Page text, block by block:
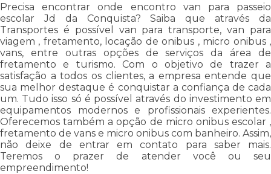
Precisa encontrar onde encontro van para passeio
escolar Jd da Conquista? Saiba que através da
Transportes é possível van para transporte, van para
viagem , fretamento, locação de onibus , micro onibus ,
vans, entre outras opções de serviços da área de
fretamento e turismo. Com o objetivo de trazer a
satisfação a todos os clientes, a empresa entende que
sua melhor destaque é conquistar a confiança de cada
um. Tudo isso só é possível através do investimento em
equipamentos modernos e profissionais experientes.
Oferecemos também a opção de micro onibus escolar ,
fretamento de vans e micro onibus com banheiro. Assim,
não deixe de entrar em contato para saber mais.
Teremos o prazer de atender você ou seu
empreendimento!